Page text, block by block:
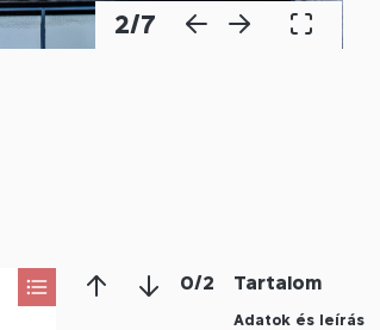
2/7
0/2 Tartalom
Adatok és leírás